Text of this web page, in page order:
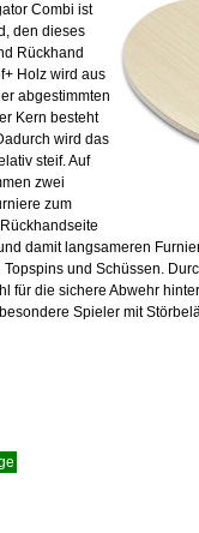
Combi ist
den dieses
Rückhand
Holz wird aus
abgestimmten
Kern besteht
wird das
steif. Auf
zwei
zum
damit langsameren
Topspins und Schüssen.
für die sichere Abwehr
Spieler mit